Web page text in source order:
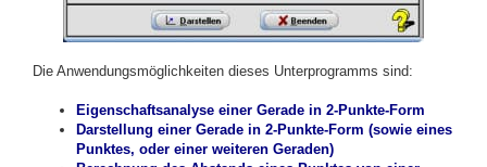
Die Anwendungsmöglichkeiten dieses Unterprogramms sind:
Eigenschaftsanalyse einer Gerade in 2-Punkte-Form
Darstellung einer Gerade in 2-Punkte-Form (sowie eines
Punktes, oder einer weiteren Geraden)